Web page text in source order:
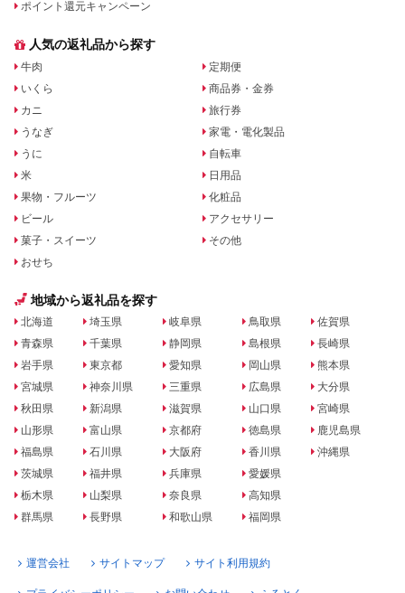
ポイント還元キャンペーン
人気の返礼品から探す
牛肉
いくら
カニ
うなぎ
うに
米
果物・フルーツ
ビール
菓子・スイーツ
おせち
定期便
商品券・金券
旅行券
家電・電化製品
自転車
日用品
化粧品
アクセサリー
その他
地域から返礼品を探す
北海道
青森県
岩手県
宮城県
秋田県
山形県
福島県
茨城県
栃木県
群馬県
埼玉県
千葉県
東京都
神奈川県
新潟県
富山県
石川県
福井県
山梨県
長野県
岐阜県
静岡県
愛知県
三重県
滋賀県
京都府
大阪府
兵庫県
奈良県
和歌山県
鳥取県
島根県
岡山県
広島県
山口県
徳島県
香川県
愛媛県
高知県
福岡県
佐賀県
長崎県
熊本県
大分県
宮崎県
鹿児島県
沖縄県
運営会社 サイトマップ サイト利用規約